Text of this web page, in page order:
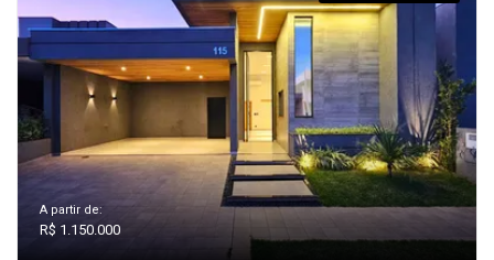
A partir de:
R$ 1.150.000